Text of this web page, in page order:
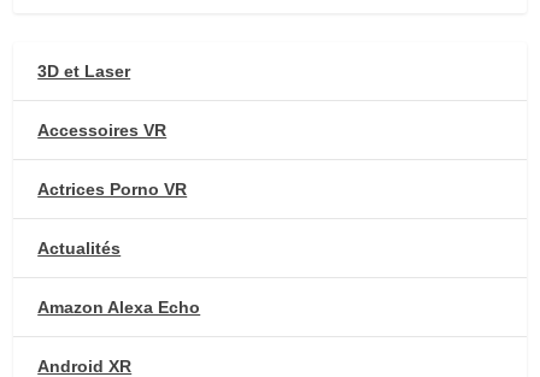
3D et Laser
Accessoires VR
Actrices Porno VR
Actualités
Amazon Alexa Echo
Android XR